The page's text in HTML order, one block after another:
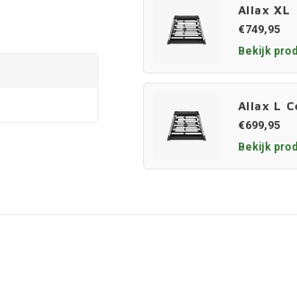
Allax XL
€749,95
Bekijk
Allax L
€699,95
Bekijk